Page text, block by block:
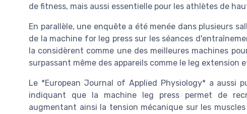
de fitness, mais aussi essentielle pour les athlètes de
En parallèle, une enquête a été menée dans plusieurs
de la machine for leg press sur les séances
la considèrent comme une des meilleures machines
surpassant même des appareils comme le leg extension
Le *European Journal of Applied Physiology* a aussi
indiquant que la machine leg press permet de
augmentant ainsi la tension mécanique sur les